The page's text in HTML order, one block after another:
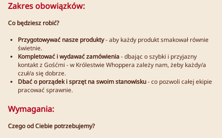
Zakres obowiązków:
Co będziesz robić?
Przygotowywać nasze produkty- aby każdy produkt smakował równie
świetnie.
Kompletować i wydawać zamówienia- dbając o szybki i przyjazny
kontakt z Gośćmi - w Królestwie Whoppera zależy nam, żeby każdy/a
czuł/a się dobrze.
Dbać o porządek i sprzęt na swoim stanowisku- co pozwoli całej ekipie
pracować sprawnie.
Wymagania:
Czego od Ciebie potrzebujemy?